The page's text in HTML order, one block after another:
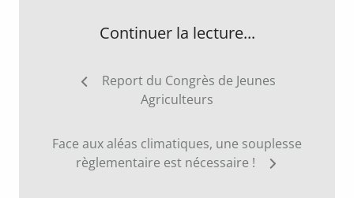
Continuer la lecture...
NavigationReport du Congrès de Jeunes
Agriculteurs
Face aux aléas climatiques, une souplesse
règlementaire est nécessaire !